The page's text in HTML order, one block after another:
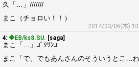
久「…」///////
まこ（チョロい！！）
2014/03/06(木)
4: ◆EB/ks8.SU. [saga]
まこ「…」ｺﾞｸﾘﾝｺ
まこ「で、でもあんさんのそういうとこ…